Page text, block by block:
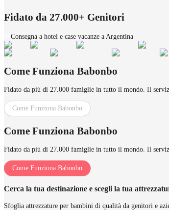
Fidato da 27.000+ Genitori
Consegna a hotel e case vacanze a Argentina
Come Funziona Babonbo
Fidato da più di 27.000 famiglie in tutto il mondo. Il
Come Funziona Babonbo
Come Funziona Babonbo
Fidato da più di 27.000 famiglie in tutto il mondo. Il
Come Funziona Babonbo
Cerca la tua destinazione e scegli la tua
Sfoglia attrezzature per bambini di qualità da genitori e